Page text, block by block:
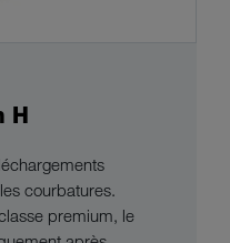
H
courbatures.
premium, le